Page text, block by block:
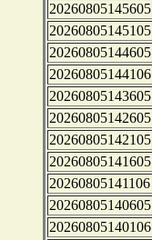
20260805145605
20260805145105
20260805144605
20260805144106
20260805143605
20260805142605
20260805142105
20260805141605
20260805141106
20260805140605
20260805140106